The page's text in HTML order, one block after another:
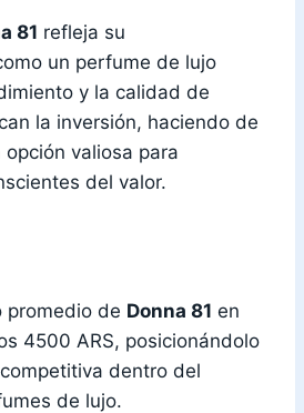
81 refleja su
un perfume de lujo
y la calidad de
la inversión, haciendo de
valiosa para
del valor.
promedio de Donna 81 en
4500 ARS, posicionándolo
dentro del
de lujo.